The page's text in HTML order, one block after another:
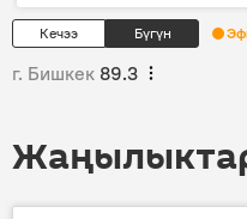
Кечээ Бүгүн
г. Бишкек 89.3